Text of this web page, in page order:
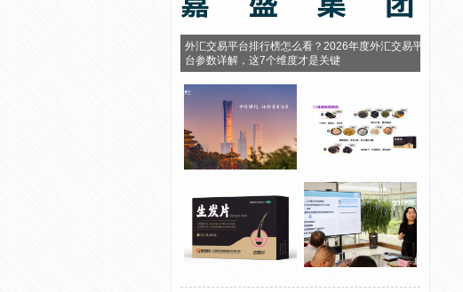
外汇交易平台排行榜怎么看？2026年度外汇交易平
台参数详解，这7个维度才是关键